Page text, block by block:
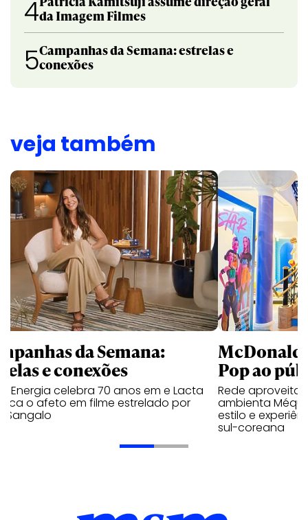
4da Imagem Filmes
5Campanhas da Semana: estrelas e
conexões
veja também
da Semana:
e conexões
Energia celebra 70 anos em e Lacta
o afeto em filme estrelado por
Sangalo
Pop ao
Rede aproveita
ambienta Méqui
estilo e
sul-coreana